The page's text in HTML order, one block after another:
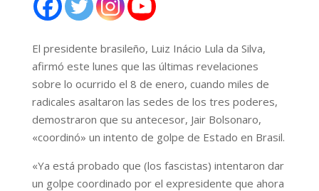
El presidente brasileño, Luiz Inácio Lula da Silva,
afirmó este lunes que las últimas revelaciones
sobre lo ocurrido el 8 de enero, cuando miles de
radicales asaltaron las sedes de los tres poderes,
demostraron que su antecesor, Jair Bolsonaro,
«coordinó» un intento de golpe de Estado en Brasil.
«Ya está probado que (los fascistas) intentaron dar
un golpe coordinado por el expresidente que ahora